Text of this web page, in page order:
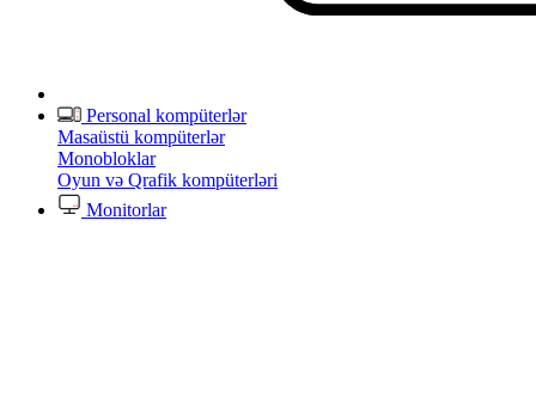
Personal kompüterlər
Masaüstü kompüterlər
Monobloklar
Oyun və Qrafik kompüterləri
Monitorlar